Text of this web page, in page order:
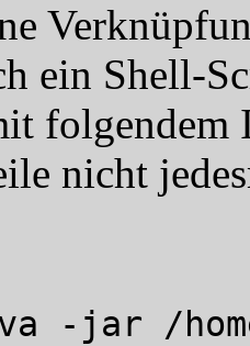
ein Shell-
folgendem
nicht
-jar /